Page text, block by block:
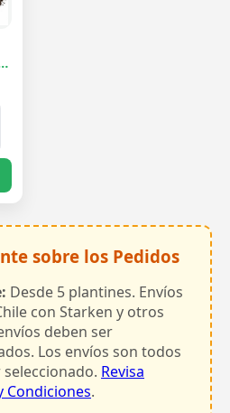
sobre los Pedidos
Desde 5 plantines. Envíos
con Starken y otros
deben ser
Los envíos son todos
Revisa
Condiciones.